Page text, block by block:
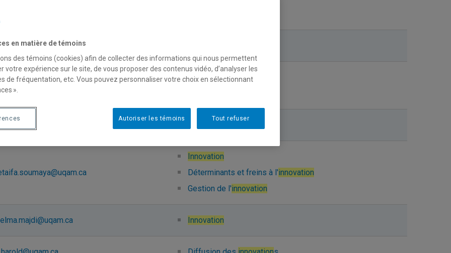
Innovationen tourisme
Innovation
Déterminants et freins à l'innovation
Gestion de l'innovation
Innovation
en matière de témoins
des témoins (cookies) afin de collecter des informations qui nous permettent
votre expérience sur le site, de vous proposer des contenus vidéo, d’analyser les
de fréquentation, etc. Vous pouvez personnaliser votre choix en sélectionnant
».
Tout refuser
Autoriser les témoins